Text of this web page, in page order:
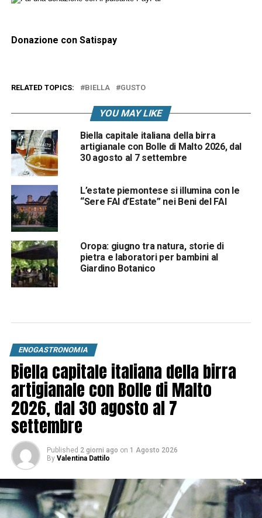
Donazione con Satispay
RELATED TOPICS: BIELLA GUSTO
YOU MAY LIKE
Biella capitale italiana della birra
artigianale con Bolle di Malto 2026, dal
30 agosto al 7 settembre
L’estate piemontese si illumina con le
“Sere FAI d’Estate” nei Beni del FAI
Oropa: giugno tra natura, storie di
pietra e laboratori per bambini al
Giardino Botanico
ENOGASTRONOMIA
Biella capitale italiana della birra
artigianale con Bolle di Malto
2026, dal 30 agosto al 7
settembre
Published 2 giorni ago on 1 Agosto 2026
By Valentina Dattilo